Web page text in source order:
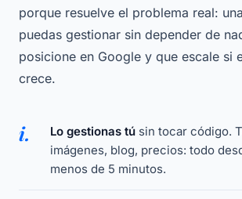
porque resuelve el problema real:
puedas gestionar sin depender de
posicione en Google y que escale si
crece.
i. Lo gestionas tú sin tocar código.
imágenes, blog, precios: todo
menos de 5 minutos.